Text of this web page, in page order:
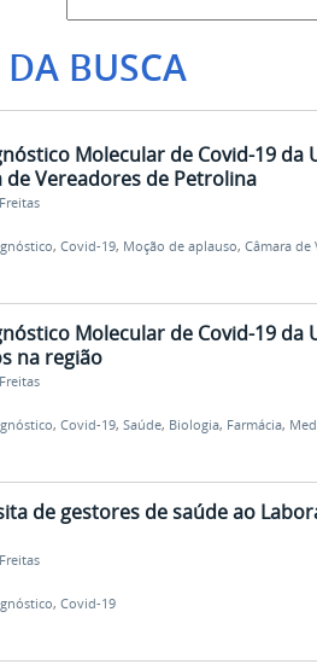
BUSCA
Molecular de Covid-19 da
de Vereadores de Petrolina
, Covid-19, Moção de aplauso, Câmara de
Molecular de Covid-19 da
na região
, Covid-19, Saúde, Biologia, Farmácia,
de gestores de saúde ao
, Covid-19